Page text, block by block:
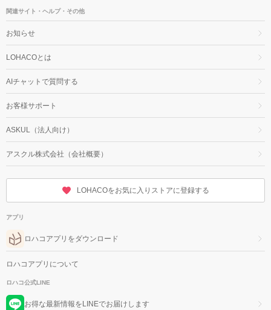
関連サイト・ヘルプ・その他
お知らせ
LOHACOとは
AIチャットで質問する
お客様サポート
ASKUL（法人向け）
アスクル株式会社（会社概要）
LOHACOをお気に入りストアに登録する
アプリ
ロハコアプリをダウンロード
ロハコアプリについて
ロハコ公式LINE
お得な最新情報をLINEでお届けします